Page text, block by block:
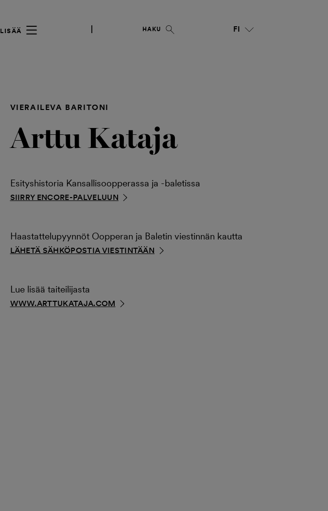
LISÄÄ HAKU FI
VIERAILEVA BARITONI
Arttu Kataja
Esityshistoria Kansallisoopperassa ja -baletissa
SIIRRY ENCORE-PALVELUUN
Haastattelupyynnöt Oopperan ja Baletin viestinnän kautta
LÄHETÄ SÄHKÖPOSTIA VIESTINTÄÄN
Lue lisää taiteilijasta
WWW.ARTTUKATAJA.COM